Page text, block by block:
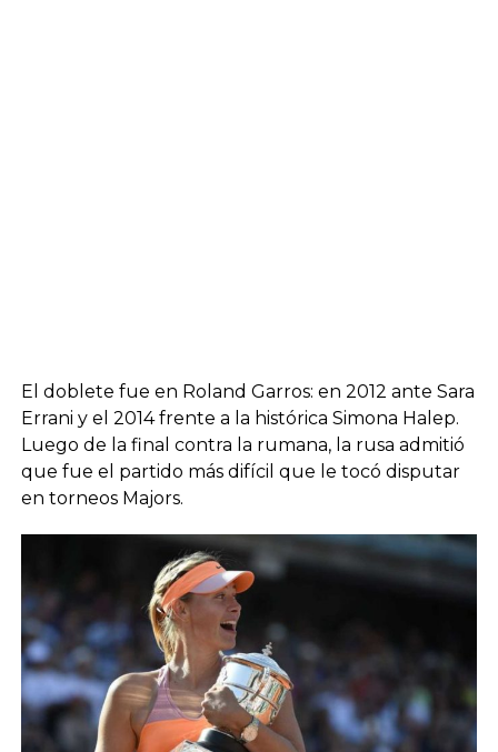
El doblete fue en Roland Garros: en 2012 ante Sara
Errani y el 2014 frente a la histórica Simona Halep.
Luego de la final contra la rumana, la rusa admitió
que fue el partido más difícil que le tocó disputar
en torneos Majors.